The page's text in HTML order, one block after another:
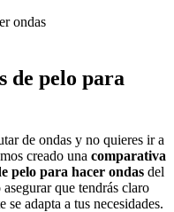
ondas
de pelo para
de ondas y no quieres ir a
creado una comparativa
pelo para hacer ondas del
que tendrás claro
se adapta a tus necesidades.